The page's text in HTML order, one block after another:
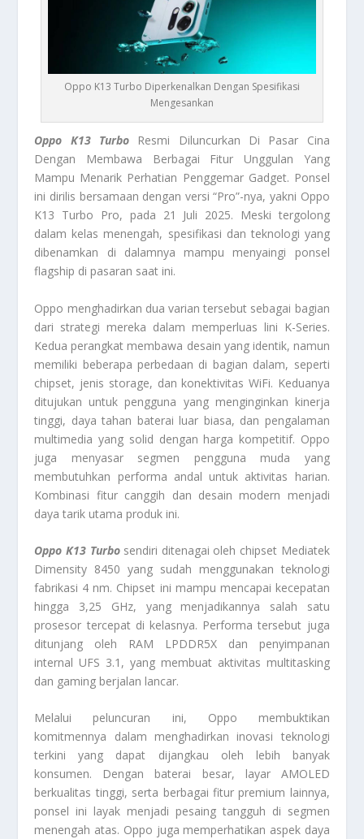
Oppo K13 Turbo Diperkenalkan Dengan Spesifikasi
Mengesankan
Oppo K13 Turbo Resmi Diluncurkan Di Pasar Cina
Dengan Membawa Berbagai Fitur Unggulan Yang
Mampu Menarik Perhatian Penggemar Gadget. Ponsel
ini dirilis bersamaan dengan versi “Pro”-nya, yakni Oppo
K13 Turbo Pro, pada 21 Juli 2025. Meski tergolong
dalam kelas menengah, spesifikasi dan teknologi yang
dibenamkan di dalamnya mampu menyaingi ponsel
flagship di pasaran saat ini.
Oppo menghadirkan dua varian tersebut sebagai bagian
dari strategi mereka dalam memperluas lini K-Series.
Kedua perangkat membawa desain yang identik, namun
memiliki beberapa perbedaan di bagian dalam, seperti
chipset, jenis storage, dan konektivitas WiFi. Keduanya
ditujukan untuk pengguna yang menginginkan kinerja
tinggi, daya tahan baterai luar biasa, dan pengalaman
multimedia yang solid dengan harga kompetitif. Oppo
juga menyasar segmen pengguna muda yang
membutuhkan performa andal untuk aktivitas harian.
Kombinasi fitur canggih dan desain modern menjadi
daya tarik utama produk ini.
Oppo K13 Turbosendiri ditenagai oleh chipset Mediatek
Dimensity 8450 yang sudah menggunakan teknologi
fabrikasi 4 nm. Chipset ini mampu mencapai kecepatan
hingga 3,25 GHz, yang menjadikannya salah satu
prosesor tercepat di kelasnya. Performa tersebut juga
ditunjang oleh RAM LPDDR5X dan penyimpanan
internal UFS 3.1, yang membuat aktivitas multitasking
dan gaming berjalan lancar.
Melalui peluncuran ini, Oppo membuktikan
komitmennya dalam menghadirkan inovasi teknologi
terkini yang dapat dijangkau oleh lebih banyak
konsumen. Dengan baterai besar, layar AMOLED
berkualitas tinggi, serta berbagai fitur premium lainnya,
ponsel ini layak menjadi pesaing tangguh di segmen
menengah atas. Oppo juga memperhatikan aspek daya